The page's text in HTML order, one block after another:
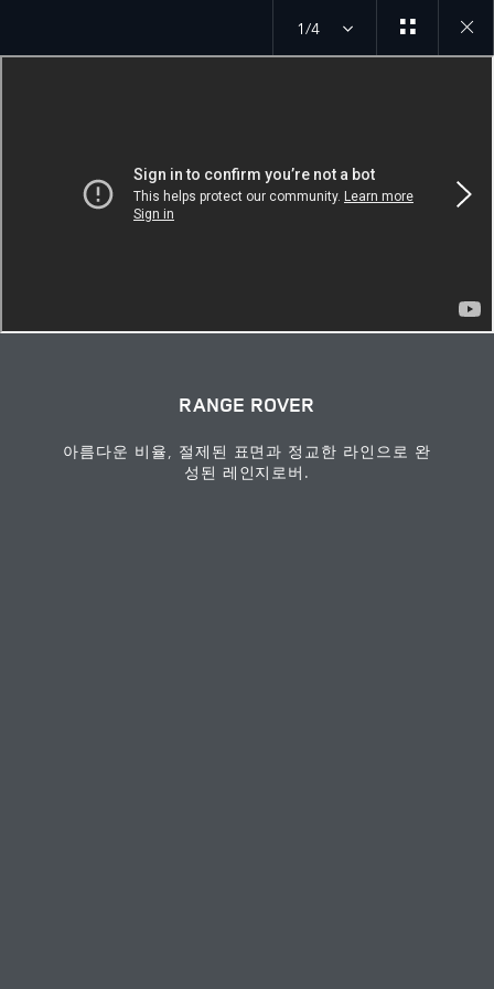
1/4
Close
RANGE ROVER
아름다운 비율, 절제된 표면과 정교한 라인으로 완
성된 레인지로버.